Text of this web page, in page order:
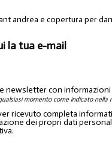
andrea e copertura per
la tua e-mail
newsletter con
momento come indicato nella
ricevuto completa
dei propri dati